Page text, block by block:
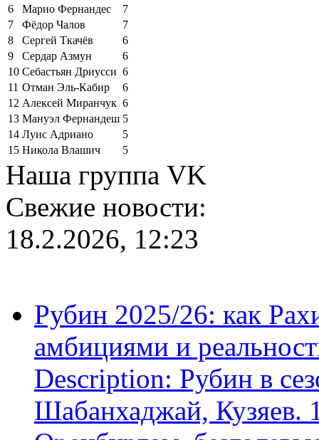
6
Марио Фернандес
7
7
Фёдор Чалов
7
8
Сергей Ткачёв
6
9
Сердар Азмун
6
10 Себастьян Дриусси 6
11 Отман Эль-Кабир
6
12 Алексей Миранчук 6
13 Мануэл Фернандеш 5
14 Луис Адриано
5
15 Никола Влашич 5
Наша группа VK
Свежие новости:
18.2.2026, 12:23
Рубин 2025/26: как
амбициями и
Description: Рубин в
Шабанхаджай, Кузяев.